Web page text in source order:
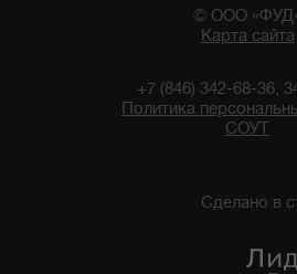
© ООО
Карта сайта
+7 (846) 342-68-36,
Политика
СОУТ
Сделано в